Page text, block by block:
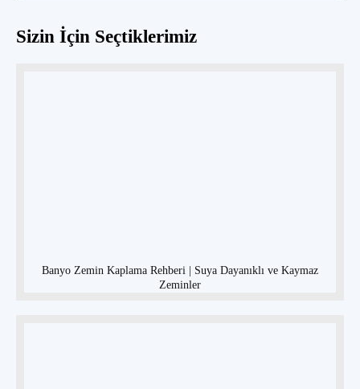
Sizin İçin Seçtiklerimiz
Banyo Zemin Kaplama Rehberi | Suya Dayanıklı ve Kaymaz
Zeminler